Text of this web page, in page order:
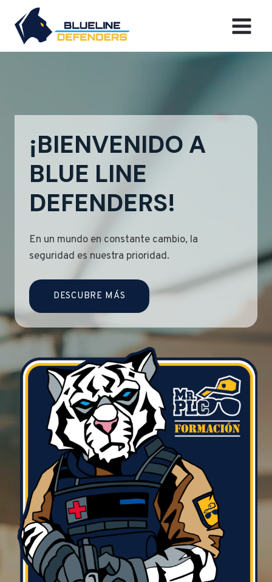
contenido
¡BIENVENIDO A
BLUE LINE
DEFENDERS!
En un mundo en constante cambio, la
seguridad es nuestra prioridad.
DESCUBRE MÁS